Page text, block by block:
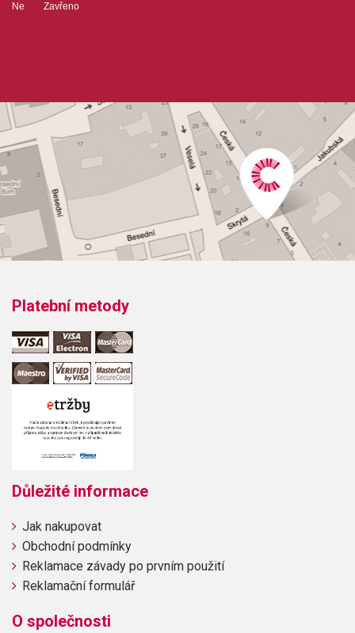
Ne Zavřeno
Platební metody
Důležité informace
Jak nakupovat
Obchodní podmínky
Reklamace závady po prvním použití
Reklamační formulář
O společnosti